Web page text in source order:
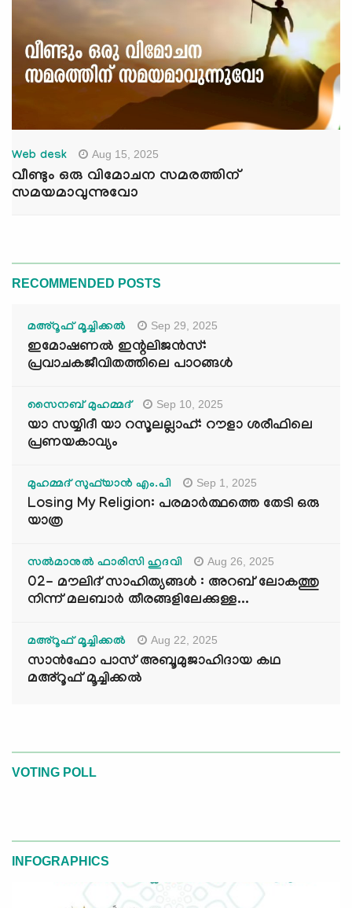
Web desk Aug 15, 2025
വീണ്ടും ഒരു വിമോചന സമരത്തിന്
സമയമാവുന്നുവോ
RECOMMENDED POSTS
മഅ്റൂഫ് മൂച്ചിക്കല്‍ Sep 29, 2025
ഇമോഷണൽ ഇന്റലിജൻസ്:
പ്രവാചകജീവിതത്തിലെ പാഠങ്ങൾ
സൈനബ് മുഹമ്മദ് Sep 10, 2025
യാ സയ്യിദീ യാ റസൂലല്ലാഹ്: റൗളാ ശരീഫിലെ
പ്രണയകാവ്യം
മുഹമ്മദ് സുഫ്‌യാൻ എം.പി Sep 1, 2025
Losing My Religion: പരമാർത്ഥത്തെ തേടി ഒരു
യാത്ര
സൽമാനുൽ ഫാരിസി ഹുദവി Aug 26, 2025
02- മൗലിദ് സാഹിത്യങ്ങൾ : അറബ് ലോകത്തു
നിന്ന് മലബാർ തീരങ്ങളിലേക്കുള്ള...
മഅ്റൂഫ് മൂച്ചിക്കല്‍ Aug 22, 2025
സാൻഫോ പാസ് അബൂമുജാഹിദായ കഥ
മഅ്റൂഫ് മൂച്ചിക്കല്‍
VOTING POLL
INFOGRAPHICS